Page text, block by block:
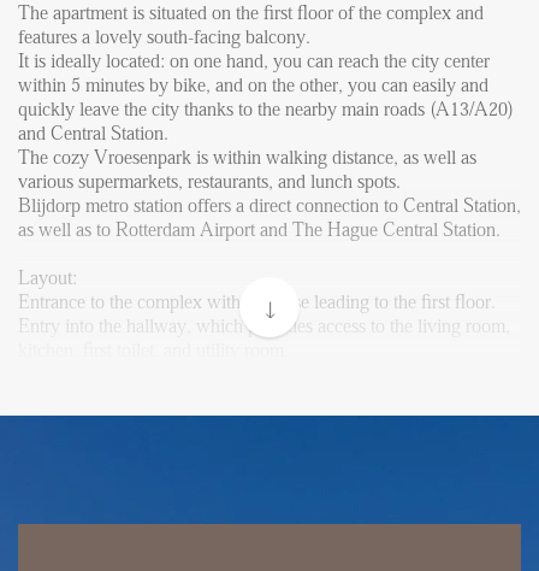
The apartment is situated on the first floor of the complex and
features a lovely south-facing balcony.
It is ideally located: on one hand, you can reach the city center
within 5 minutes by bike, and on the other, you can easily and
quickly leave the city thanks to the nearby main roads (A13/A20)
and Central Station.
The cozy Vroesenpark is within walking distance, as well as
various supermarkets, restaurants, and lunch spots.
Blijdorp metro station offers a direct connection to Central Station,
as well as to Rotterdam Airport and The Hague Central Station.
Layout:
Entrance to the complex with staircase leading to the first floor.
Entry into the hallway, which provides access to the living room,
view. Combined with its south-facing position, this ensures plenty
FAQ
Reviews
Werken bij
CONTACT
Den Haag
Hillegersberg
Rotterdam